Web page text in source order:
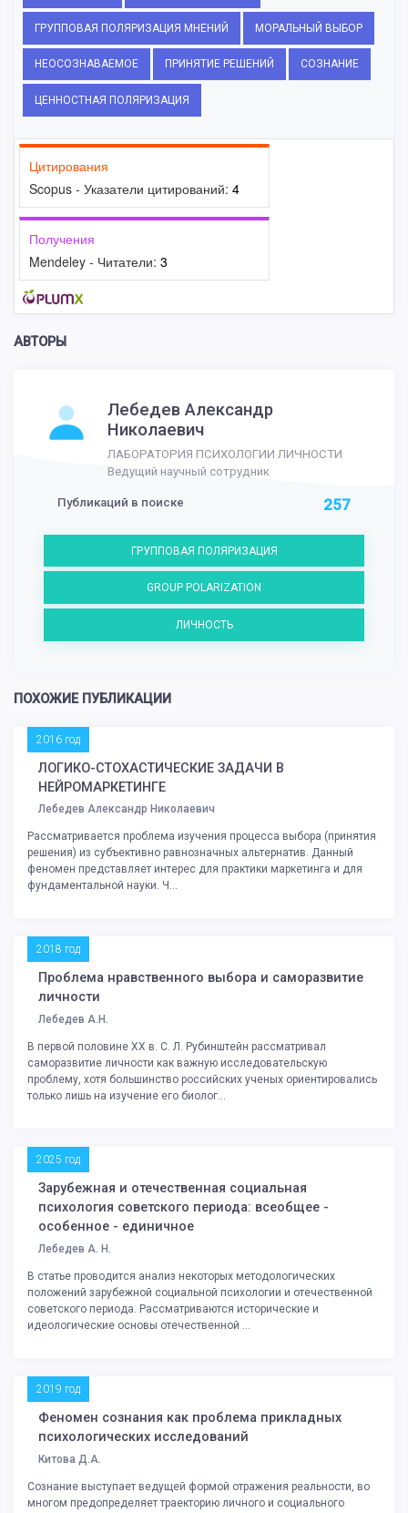
ГРУППОВАЯ ПОЛЯРИЗАЦИЯ МНЕНИЙ МОРАЛЬНЫЙ ВЫБОР
НЕОСОЗНАВАЕМОЕ ПРИНЯТИЕ РЕШЕНИЙ СОЗНАНИЕ
ЦЕННОСТНАЯ ПОЛЯРИЗАЦИЯ
Цитирования
Scopus - Указатели цитирований: 4
Получения
Mendeley - Читатели: 3
АВТОРЫ
Лебедев Александр
Николаевич
ЛАБОРАТОРИЯ ПСИХОЛОГИИ ЛИЧНОСТИ
Ведущий научный сотрудник
Публикаций в поиске 257
ГРУППОВАЯ ПОЛЯРИЗАЦИЯ
GROUP POLARIZATION
ЛИЧНОСТЬ
ПОХОЖИЕ ПУБЛИКАЦИИ
2016 год
ЛОГИКО-СТОХАСТИЧЕСКИЕ ЗАДАЧИ В
НЕЙРОМАРКЕТИНГЕ
Лебедев Александр Николаевич
Рассматривается проблема изучения процесса выбора (принятия
решения) из субъективно равнозначных альтернатив. Данный
феномен представляет интерес для практики маркетинга и для
фундаментальной науки. Ч...
2018 год
Проблема нравственного выбора и саморазвитие
личности
Лебедев А.Н.
В первой половине ХХ в. С. Л. Рубинштейн рассматривал
саморазвитие личности как важную исследовательскую
проблему, хотя большинство российских ученых ориентировались
только лишь на изучение его биолог...
2025 год
Зарубежная и отечественная социальная
психология советского периода: всеобщее -
особенное - единичное
Лебедев А. Н.
В статье проводится анализ некоторых методологических
положений зарубежной социальной психологии и отечественной
советского периода. Рассматриваются исторические и
идеологические основы отечественной ...
2019 год
Феномен сознания как проблема прикладных
психологических исследований
Китова Д.А.
Сознание выступает ведущей формой отражения реальности, во
многом предопределяет траекторию личного и социального